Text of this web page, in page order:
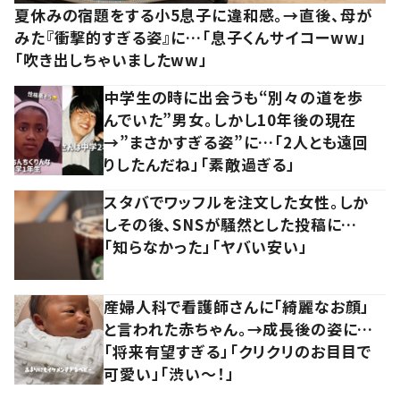
夏休みの宿題をする小5息子に違和感。→直後、母が
みた『衝撃的すぎる姿』に…「息子くんサイコーww」
「吹き出しちゃいましたww」
中学生の時に出会うも“別々の道を歩
んでいた”男女。しかし10年後の現在
→”まさかすぎる姿”に…「2人とも遠回
りしたんだね」「素敵過ぎる」
スタバでワッフルを注文した女性。しか
しその後、SNSが騒然とした投稿に…
「知らなかった」「ヤバい安い」
産婦人科で看護師さんに「綺麗なお顔」
と言われた赤ちゃん。→成長後の姿に…
「将来有望すぎる」「クリクリのお目目で
可愛い」「渋い～！」